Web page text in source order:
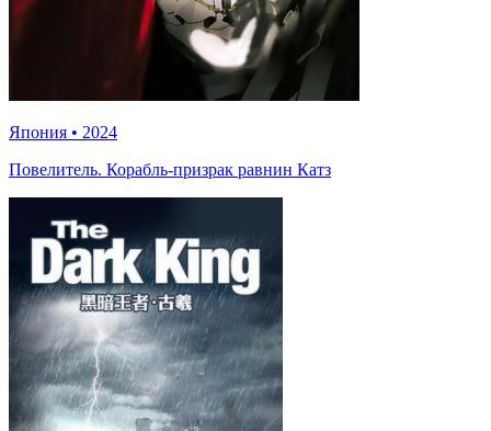
Япония • 2024
Повелитель. Корабль-призрак равнин Катз